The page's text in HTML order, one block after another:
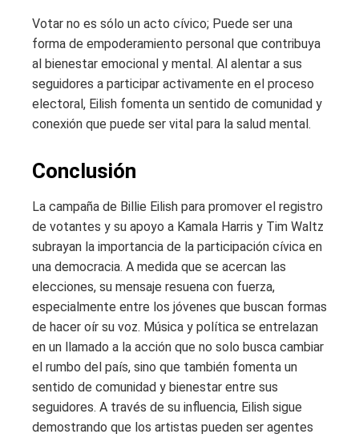
Votar no es sólo un acto cívico; Puede ser una
forma de empoderamiento personal que contribuya
al bienestar emocional y mental. Al alentar a sus
seguidores a participar activamente en el proceso
electoral, Eilish fomenta un sentido de comunidad y
conexión que puede ser vital para la salud mental.
Conclusión
La campaña de Billie Eilish para promover el registro
de votantes y su apoyo a Kamala Harris y Tim Waltz
subrayan la importancia de la participación cívica en
una democracia. A medida que se acercan las
elecciones, su mensaje resuena con fuerza,
especialmente entre los jóvenes que buscan formas
de hacer oír su voz. Música y política se entrelazan
en un llamado a la acción que no solo busca cambiar
el rumbo del país, sino que también fomenta un
sentido de comunidad y bienestar entre sus
seguidores. A través de su influencia, Eilish sigue
demostrando que los artistas pueden ser agentes